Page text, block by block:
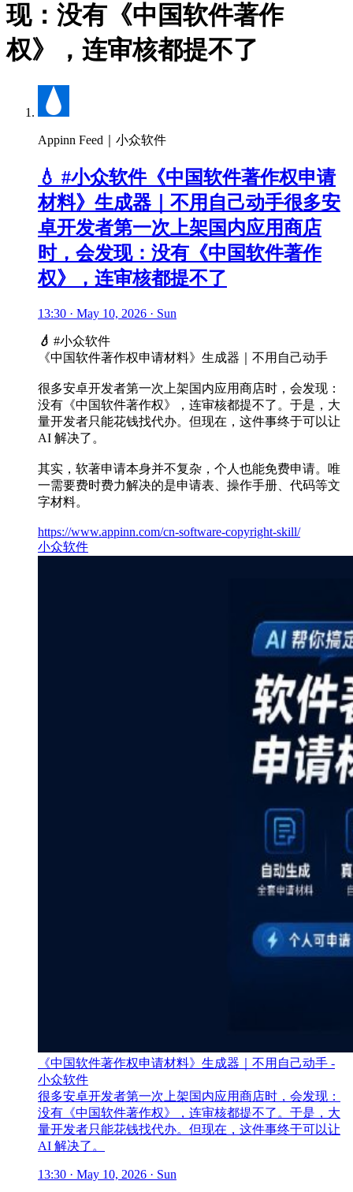
现：没有《中国软件著作
权》，连审核都提不了
Appinn Feed｜小众软件
💧 #小众软件《中国软件著作权申请
材料》生成器｜不用自己动手很多安
卓开发者第一次上架国内应用商店
时，会发现：没有《中国软件著作
权》，连审核都提不了
13:30 · May 10, 2026 · Sun
💧 #小众软件
《中国软件著作权申请材料》生成器｜不用自己动手
很多安卓开发者第一次上架国内应用商店时，会发现：
没有《中国软件著作权》，连审核都提不了。于是，大
量开发者只能花钱找代办。但现在，这件事终于可以让
AI 解决了。
其实，软著申请本身并不复杂，个人也能免费申请。唯
一需要费时费力解决的是申请表、操作手册、代码等文
字材料。
https://www.appinn.com/cn-software-copyright-skill/
小众软件
《中国软件著作权申请材料》生成器｜不用自己动手 -
小众软件
很多安卓开发者第一次上架国内应用商店时，会发现：
没有《中国软件著作权》，连审核都提不了。于是，大
量开发者只能花钱找代办。但现在，这件事终于可以让
AI 解决了。
13:30 · May 10, 2026 · Sun